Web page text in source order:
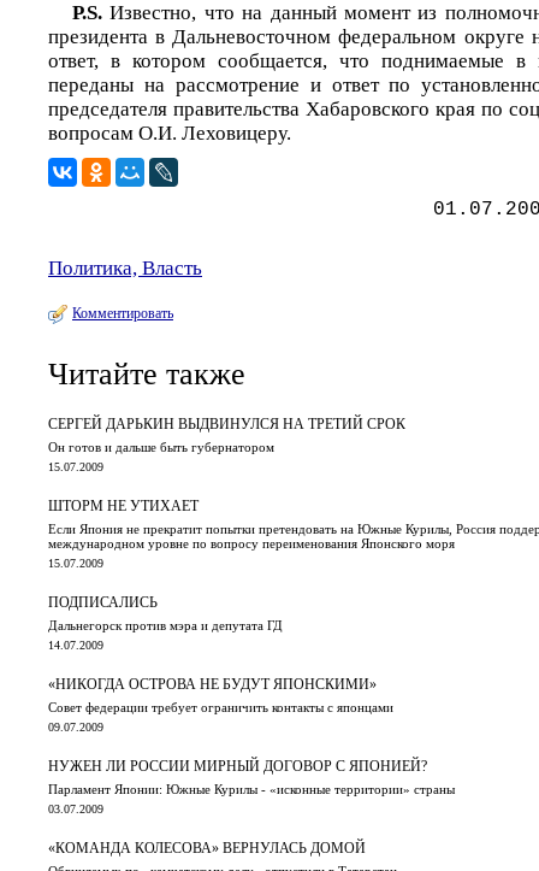
P.S. Известно, что на данный момент из
президента в Дальневосточном федеральном
ответ, в котором сообщается, что поднимаемые
переданы на рассмотрение и ответ по
председателя правительства Хабаровского края по
вопросам О.И. Леховицеру.
Политика, Власть
Комментировать
Читайте также
СЕРГЕЙ ДАРЬКИН ВЫДВИНУЛСЯ НА ТРЕТИЙ СРОК
Он готов и дальше быть губернатором
15.07.2009
ШТОРМ НЕ УТИХАЕТ
Если Япония не прекратит попытки претендовать на Южные Курилы, Россия
международном уровне по вопросу переименования Японского моря
15.07.2009
ПОДПИСАЛИСЬ
Дальнегорск против мэра и депутата ГД
14.07.2009
«НИКОГДА ОСТРОВА НЕ БУДУТ ЯПОНСКИМИ»
Совет федерации требует ограничить контакты с японцами
09.07.2009
НУЖЕН ЛИ РОССИИ МИРНЫЙ ДОГОВОР С ЯПОНИЕЙ?
Парламент Японии: Южные Курилы - «исконные территории» страны
03.07.2009
«КОМАНДА КОЛЕСОВА» ВЕРНУЛАСЬ ДОМОЙ